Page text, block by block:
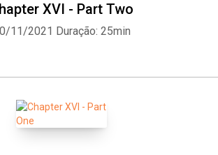
XVI - Part Two
11/2021 Duração: 25min